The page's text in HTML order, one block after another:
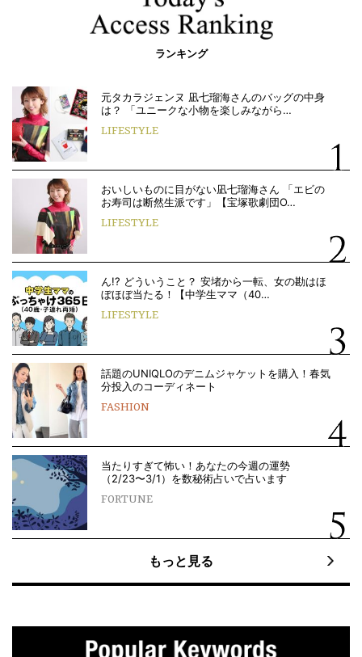
ランキング
元タカラジェンヌ 凪七瑠海さんのバッグの中身
は？ 「ユニークな小物を楽しみながら…
LIFESTYLE
おいしいものに目がない凪七瑠海さん 「エビの
お寿司は断然生派です」【宝塚歌劇団O…
LIFESTYLE
ん!? どういうこと？ 安堵から一転、女の勘はほ
ぼほぼ当たる！【中学生ママ（40…
LIFESTYLE
話題のUNIQLOのデニムジャケットを購入！春気
分投入のコーディネート
FASHION
当たりすぎて怖い！あなたの今週の運勢
（2/23〜3/1）を数秘術占いで占います
FORTUNE
もっと見る